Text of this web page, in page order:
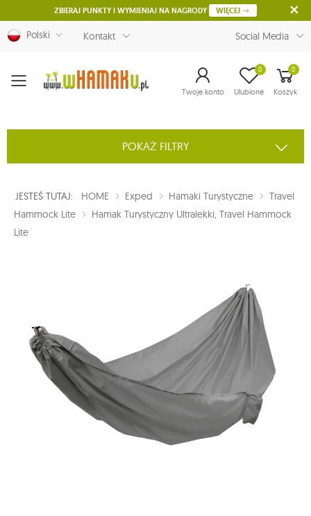
ZBIERAJ PUNKTY I WYMIENIAJ NA NAGRODY WIĘCEJ
Polski Kontakt Social Media
Menu Twoje konto Ulubione
0 0
Koszyk
POKAŻ FILTRY
JESTEŚ TUTAJ: HOME Exped Hamaki Turystyczne
Travel
Hammock Lite
Hamak Turystyczny Ultralekki, Travel Hammock
Lite